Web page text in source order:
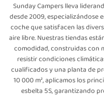
Sunday Campers lleva
desde 2009, especializándose
coche que satisfacen las
aire libre. Nuestras tiendas
comodidad, construidas con
resistir condiciones
cualificados y una planta de
10 000 m², aplicamos los
esbelta 5S, garantizando